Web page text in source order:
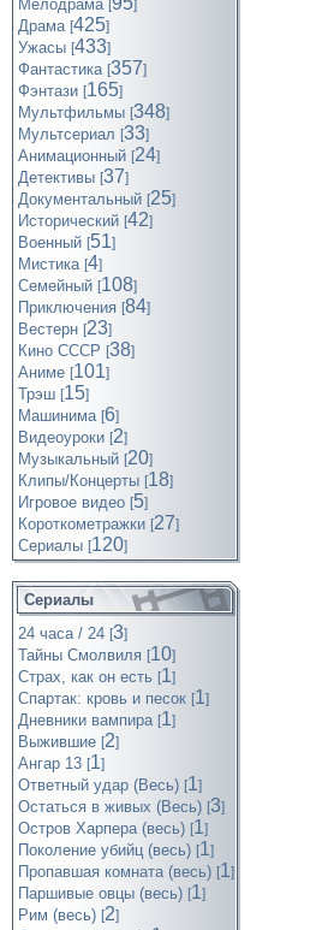
Мелодрама [ ]
Драма [425]
Ужасы [433]
Фантастика [357]
Фэнтази [165]
Мультфильмы [348]
Мультсериал [33]
Анимационный [24]
Детективы [37]
Документальный [25]
Исторический [42]
Военный [51]
Мистика [4]
Семейный [108]
Приключения [84]
Вестерн [23]
Кино СССР [38]
Аниме [101]
Трэш [15]
Машинима [6]
Видеоуроки [2]
Музыкальный [20]
Клипы/Концерты [18]
Игровое видео [5]
Короткометражки [27]
Cериалы [120]
Сериалы
24 часа / 24 [3]
Тайны Смолвиля [10]
Страх, как он есть [1]
Спартак: кровь и песок [1]
Дневники вампира [1]
Выжившие [2]
Ангар 13 [1]
Ответный удар (Весь) [1]
Остаться в живых (Весь) [3]
Остров Харпера (весь) [1]
Поколение убийц (весь) [1]
Пропавшая комната (весь) [1]
Паршивые овцы (весь) [1]
Рим (весь) [2]